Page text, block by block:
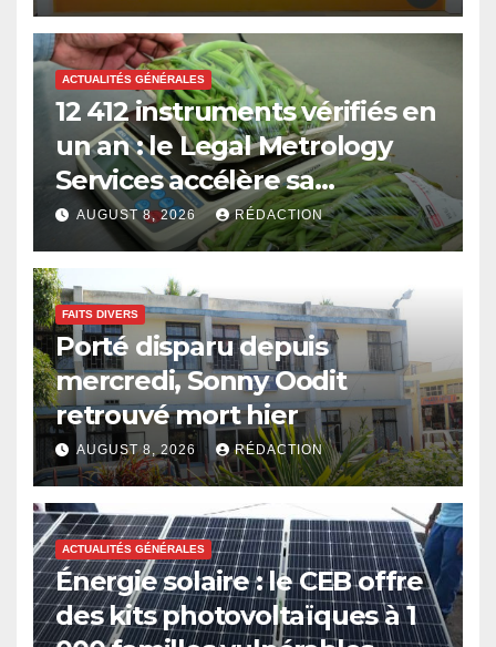
ACTUALITÉS GÉNÉRALES
12 412 instruments vérifiés en
un an : le Legal Metrology
Services accélère sa
modernisation
AUGUST 8, 2026 RÉDACTION
FAITS DIVERS
Porté disparu depuis
mercredi, Sonny Oodit
retrouvé mort hier
AUGUST 8, 2026 RÉDACTION
ACTUALITÉS GÉNÉRALES
Énergie solaire : le CEB offre
des kits photovoltaïques à 1